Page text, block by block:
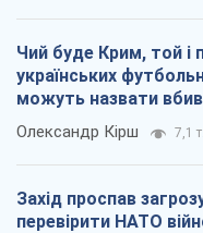
Чий буде Крим, той і
українських
можуть назвати
Олександр Кірш 7,1 т.
Захід проспав
перевірити НАТО